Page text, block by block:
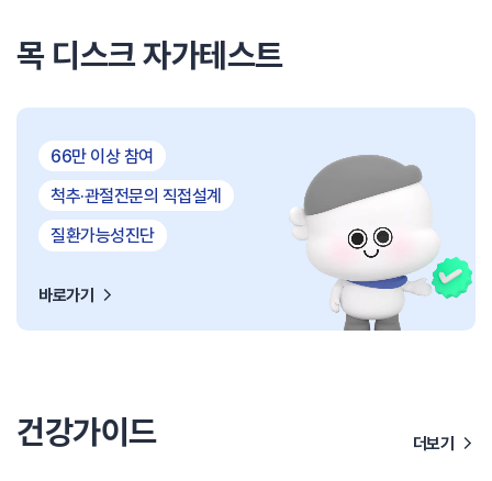
목 디스크 자가테스트
66만 이상 참여
척추·관절전문의 직접설계
질환가능성진단
바로가기
건강가이드 더보기